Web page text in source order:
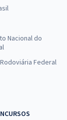
Nacional do
Federal